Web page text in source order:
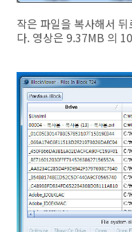
작은 파일을 복사해서
다. 영상은 9.37MB 의